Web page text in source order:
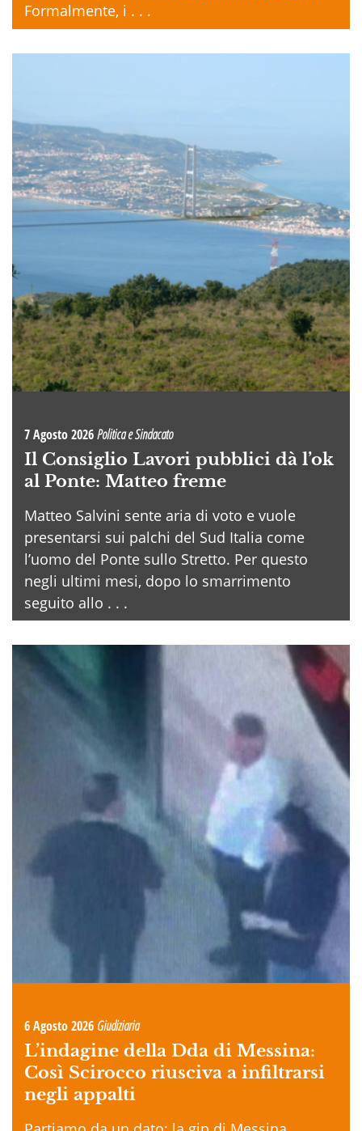
Formalmente, i . . .
7 Agosto 2026Politica e Sindacato
Il Consiglio Lavori pubblici dà l’ok
al Ponte: Matteo freme
Matteo Salvini sente aria di voto e vuole
presentarsi sui palchi del Sud Italia come
l’uomo del Ponte sullo Stretto. Per questo
negli ultimi mesi, dopo lo smarrimento
seguito allo . . .
6 Agosto 2026 Giudiziaria
L’indagine della Dda di Messina:
Così Scirocco riusciva a infiltrarsi
negli appalti